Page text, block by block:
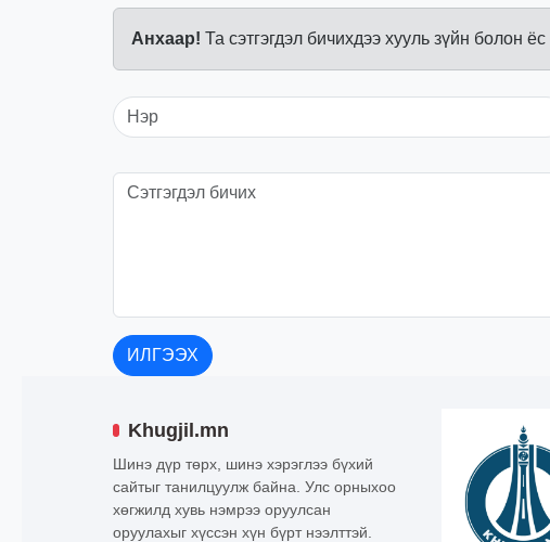
Анхаар! Та сэтгэгдэл бичихдээ хууль зүйн болон
ИЛГЭЭХ
Khugjil.mn
Шинэ дүр төрх, шинэ хэрэглээ бүхий
сайтыг танилцуулж байна. Улс орныхоо
хөгжилд хувь нэмрээ оруулсан
оруулахыг хүссэн хүн бүрт нээлттэй.